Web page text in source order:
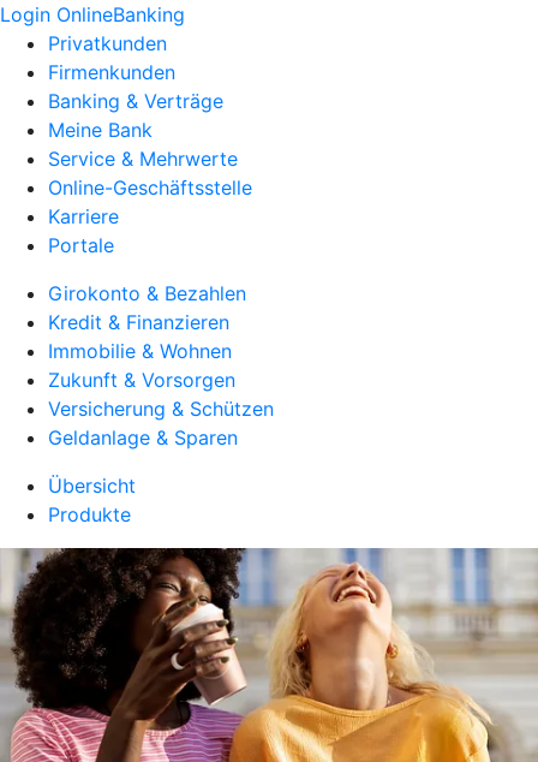
Login OnlineBanking
Privatkunden
Firmenkunden
Banking & Verträge
Meine Bank
Service & Mehrwerte
Online-Geschäftsstelle
Karriere
Portale
Girokonto & Bezahlen
Kredit & Finanzieren
Immobilie & Wohnen
Zukunft & Vorsorgen
Versicherung & Schützen
Geldanlage & Sparen
Übersicht
Produkte